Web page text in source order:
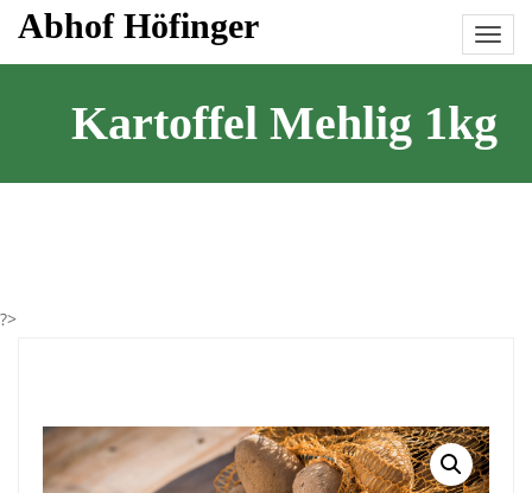
SkipAbhof Höfinger
Kartoffel Mehlig 1kg
?>